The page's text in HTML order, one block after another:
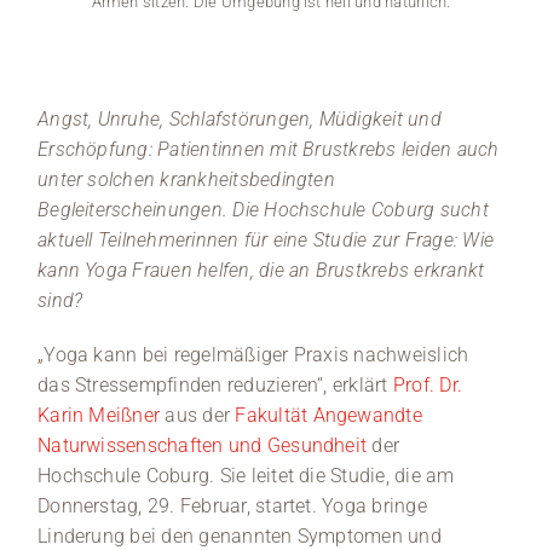
Angst, Unruhe, Schlafstörungen, Müdigkeit und
Erschöpfung: Patientinnen mit Brustkrebs leiden auch
unter solchen krankheitsbedingten
Begleiterscheinungen. Die Hochschule Coburg sucht
aktuell Teilnehmerinnen für eine Studie zur Frage: Wie
kann Yoga Frauen helfen, die an Brustkrebs erkrankt
sind?
„Yoga kann bei regelmäßiger Praxis nachweislich
das Stressempfinden reduzieren“, erklärt Prof. Dr.
Karin Meißneraus der Fakultät Angewandte
Naturwissenschaften und Gesundheit der
Hochschule Coburg. Sie leitet die Studie, die am
Donnerstag, 29. Februar, startet. Yoga bringe
Linderung bei den genannten Symptomen und